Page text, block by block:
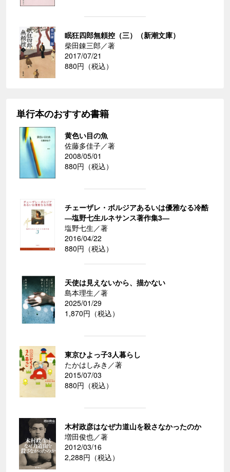
眠狂四郎無頼控（三）（新潮文庫）
柴田錬三郎／著
2017/07/21
880円（税込）
単行本のおすすめ書籍
黄色い目の魚
佐藤多佳子／著
2008/05/01
880円（税込）
チェーザレ・ボルジアあるいは優雅なる冷酷
―塩野七生ルネサンス著作集3―
塩野七生／著
2016/04/22
880円（税込）
天使は見えないから、描かない
島本理生／著
2025/01/29
1,870円（税込）
東京ひよっ子3人暮らし
たかはしみき／著
2015/07/03
880円（税込）
木村政彦はなぜ力道山を殺さなかったのか
増田俊也／著
2012/03/16
2,288円（税込）